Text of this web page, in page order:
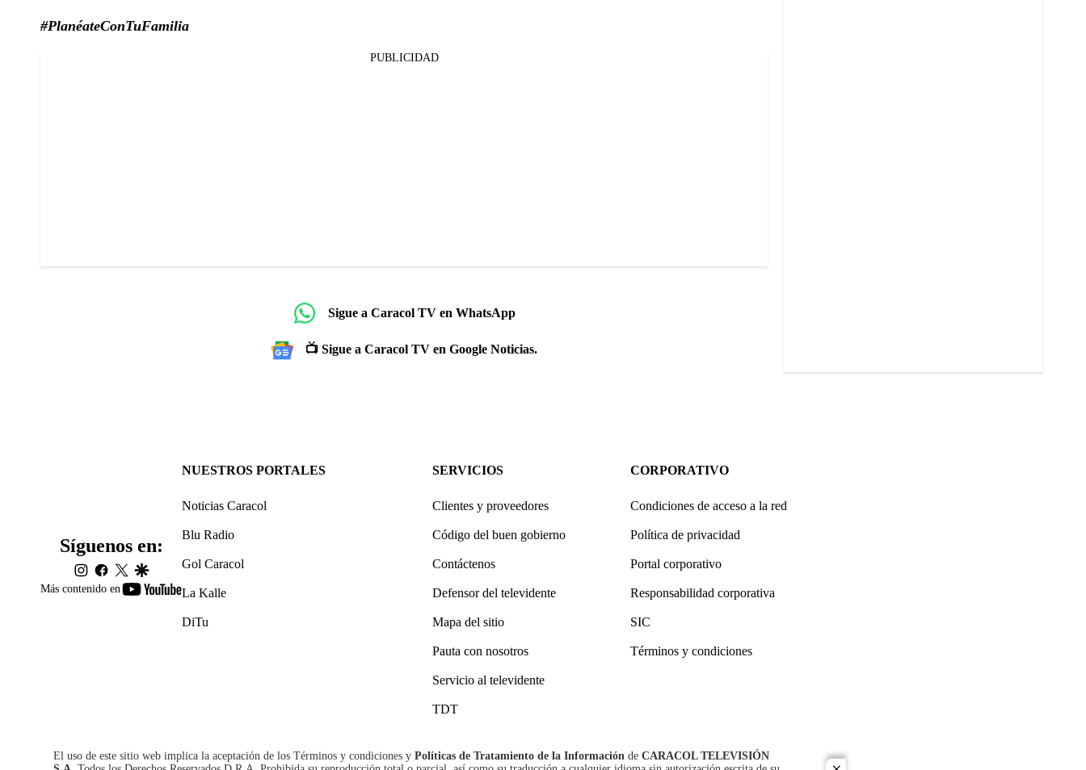
#PlanéateConTuFamilia
PUBLICIDAD
Sigue a Caracol TV en WhatsApp
📺 Sigue a Caracol TV en Google Noticias.
Más contenido en
youtube-
Síguenos en:
instagram
facebook
twittergoogle
NUESTROS PORTALES
Noticias Caracol
Blu Radio
Gol Caracol
La Kalle
DiTu
SERVICIOS
Clientes y proveedores
Código del buen gobierno
Contáctenos
Defensor del televidente
Mapa del sitio
Pauta con nosotros
Servicio al televidente
TDT
CORPORATIVO
Condiciones de acceso a la red
Política de privacidad
Portal corporativo
Responsabilidad corporativa
SIC
Términos y condiciones
El uso de este sitio web implica la aceptación de los Términos y condiciones y Políticas de Tratamiento de la Información de CARACOL TELEVISIÓN